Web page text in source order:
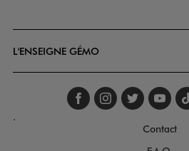
L'ENSEIGNE GÉMO
Suivez-
Suivez-
.
Contact